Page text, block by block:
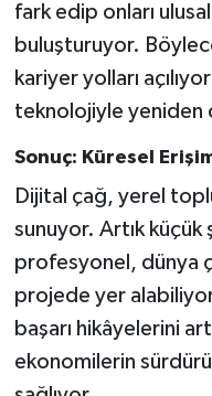
fark edip onları
buluşturuyor.
kariyer yolları
teknolojiyle yeniden
Sonuç: Küresel
Dijital çağ, yerel
sunuyor. Artık
profesyonel, dünya
projede yer
başarı hikâyelerini
ekonomilerin